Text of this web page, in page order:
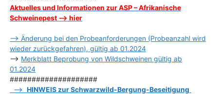
Aktuelles und Informationen zur ASP – Afrikanische
Schweinepest –> hier
–> Änderung bei den Probeanforderungen (Probeanzahl wird
wieder zurückgefahren), gültig ab 01.2024
–> Merkblatt Beprobung von Wildschweinen gültig ab
01.2024
####################
–> HINWEIS zur Schwarzwild-Bergung-Beseitigung